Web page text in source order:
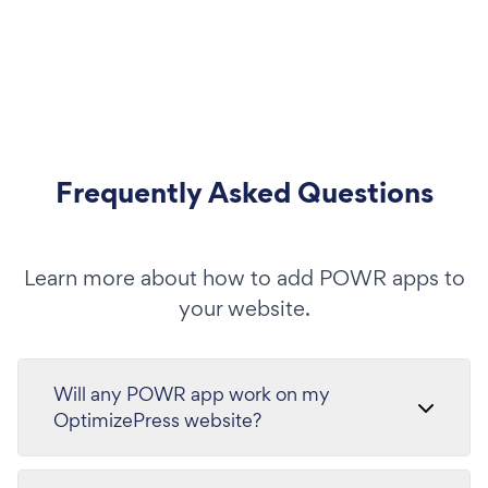
Frequently Asked Questions
Learn more about how to add POWR apps to
your website.
Will any POWR app work on my
OptimizePress website?